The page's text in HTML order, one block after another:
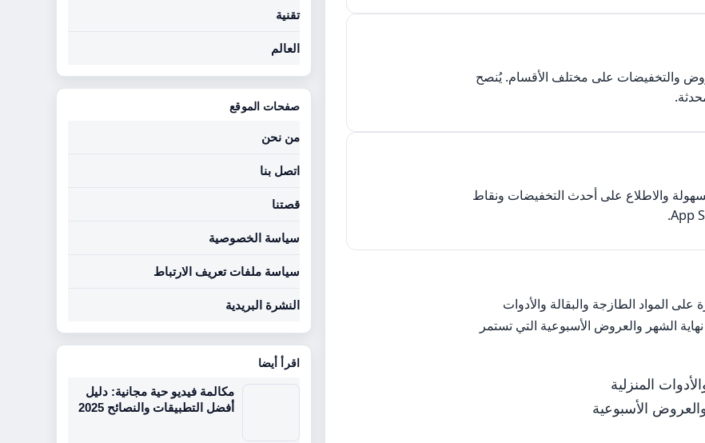
والتخفيضات على مختلف الأقسام. يُنصح
والاطلاع على أحدث التخفيضات ونقاط
المواد الطازجة والبقالة والأدوات
الشهر والعروض الأسبوعية التي تستمر
المنزلية
الأسبوعية
تقنية
العالم
صفحات الموقع
من نحن
اتصل بنا
قصتنا
سياسة الخصوصية
سياسة ملفات تعريف الارتباط
النشرة البريدية
اقرأ أيضا
مكالمة فيديو حية مجانية: دليل
أفضل التطبيقات والنصائح 2025